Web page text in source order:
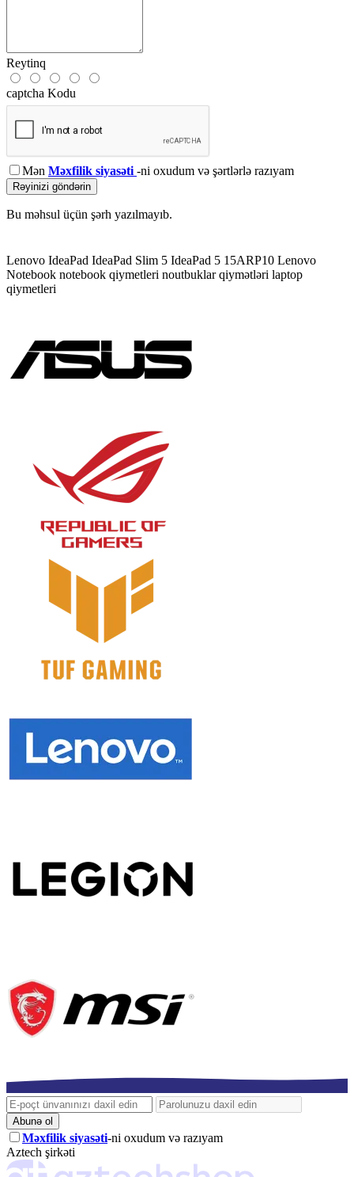
Reytinq
captcha Kodu
Mən Məxfilik siyasəti -ni oxudum və şərtlərlə razıyam
Rəyinizi göndərin
Bu məhsul üçün şərh yazılmayıb.
Lenovo IdeaPad IdeaPad Slim 5 IdeaPad 5 15ARP10 Lenovo
Notebook notebook qiymetleri noutbuklar qiymətləri laptop
qiymetleri
Abunə ol
Məxfilik siyasəti-ni oxudum və razıyam
Aztech şirkəti